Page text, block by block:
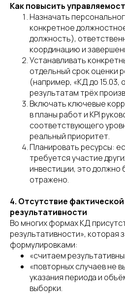
Как повысить
Назначать
конкретное
должность),
координацию и
Устанавливать
отдельный срок оценки
(например, «КД до 15.03,
результатам трёх
Включать ключевые
в планы работ и KPI
соответствующего
реальный приоритет.
Планировать ресурсы:
требуется участие
инвестиции, это должно
отражено.
4. Отсутствие
результативности
Во многих формах КД
результативности», которая
формулировками:
«считаем
«повторных случаев не
указания периода и
выборки.